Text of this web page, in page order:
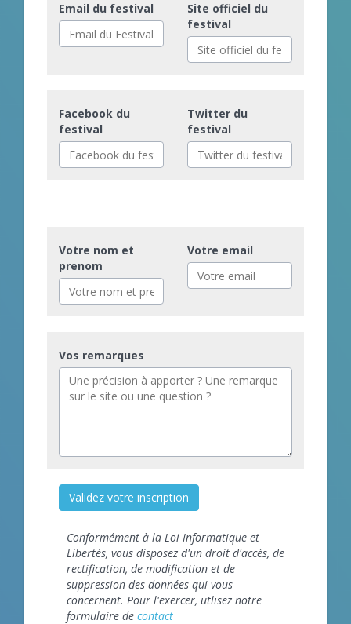
Email du festival
Site officiel du
festival
Facebook du
festival
Twitter du
festival
Votre nom et
prenom
Votre email
Vos remarques
Validez votre inscription
Conformément à la Loi Informatique et
Libertés, vous disposez d'un droit d'accès, de
rectification, de modification et de
suppression des données qui vous
concernent. Pour l'exercer, utlisez notre
formulaire de contact